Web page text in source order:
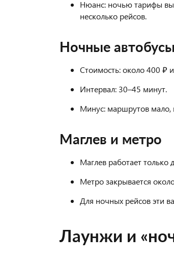
Нюанс: ночью тарифы
несколько рейсов.
Ночные автобусы
Стоимость: около 400 ₽
Интервал: 30–45 минут.
Минус: маршрутов мало,
Маглев и метро
Маглев работает только
Метро закрывается
Для ночных рейсов эти
Лаунжи и